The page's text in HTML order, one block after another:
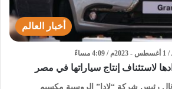
أخبار العالم
لاستئناف إنتاج سياراتها في مصر
رئيس شركة “لادا” الروسية مكسيم